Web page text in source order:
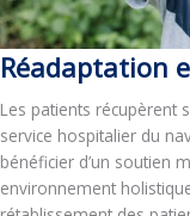
Réadaptation
Les patients récupèrent
service hospitalier du
bénéficier d’un soutien
environnement